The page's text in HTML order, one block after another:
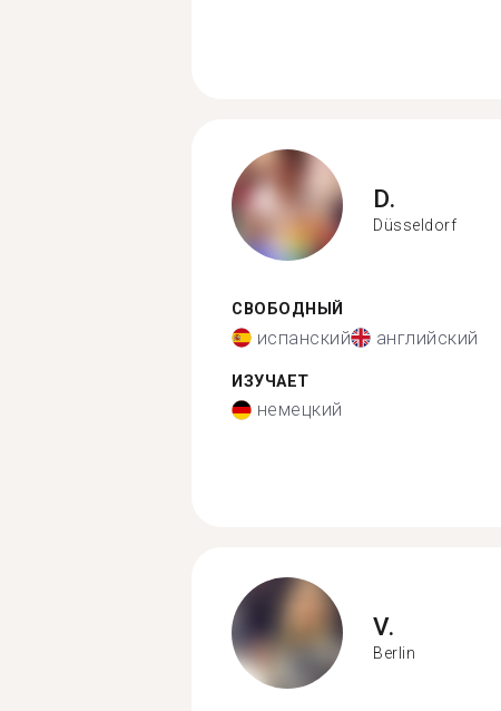
D.
Düsseldorf
СВОБОДНЫЙ
испанский английский
ИЗУЧАЕТ
немецкий
V.
Berlin